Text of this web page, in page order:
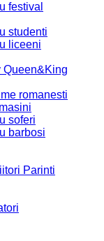
festival
studenti
liceeni
Queen&King
romanesti
soferi
barbosi
Parinti